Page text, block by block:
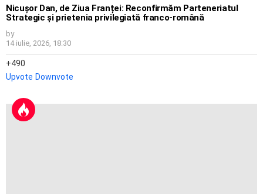
Nicușor Dan, de Ziua Franței: Reconfirmăm Parteneriatul
Strategic și prietenia privilegiată franco-română
by
14 iulie, 2026, 18:30
490
Upvote Downvote